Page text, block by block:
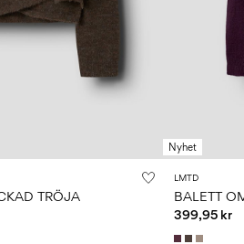
TRÖJA
Nyhet
LMTD
BALETT
399,95 kr